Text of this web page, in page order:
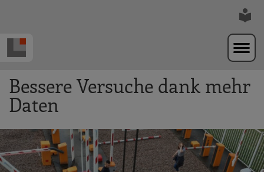
Bessere Versuche dank mehr
Daten